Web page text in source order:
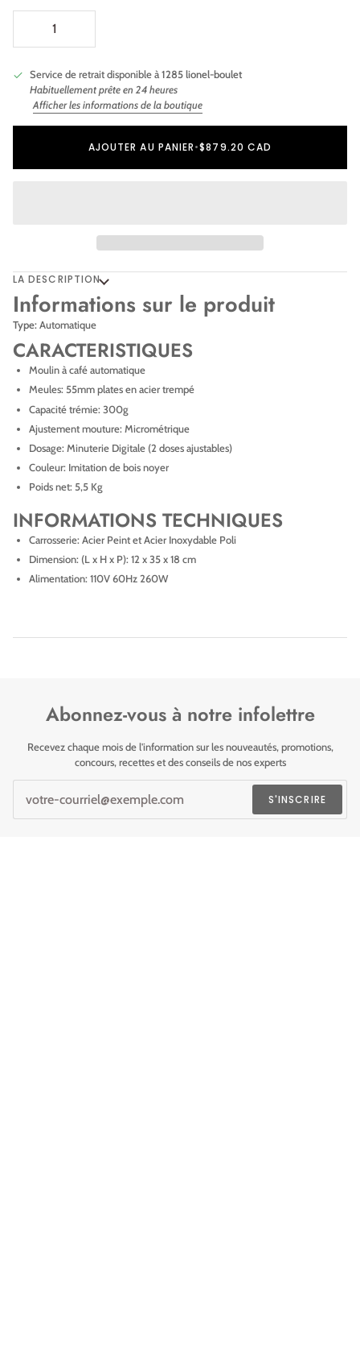
Service de retrait disponible à1285 lionel-boulet
Habituellement prête en 24 heures
Afficher les informations de la boutique
AJOUTER AU PANIER•$879.20 CAD
LA DESCRIPTION
Informations sur le produit
Type:Automatique
CARACTERISTIQUES
Moulin à café automatique
Meules: 55mm plates en acier trempé
Capacité trémie: 300g
Ajustement mouture: Micrométrique
Dosage: Minuterie Digitale (2 doses ajustables)
Couleur: Imitation de bois noyer
Poids net: 5,5 Kg
INFORMATIONS TECHNIQUES
Carrosserie: Acier Peint et Acier Inoxydable Poli
Dimension: (L x H x P): 12 x 35 x 18 cm
Alimentation: 110V 60Hz 260W
Abonnez-vous à notre infolettre
Recevez chaque mois de l'information sur les nouveautés, promotions,
concours, recettes et des conseils de nos experts
S'INSCRIRE